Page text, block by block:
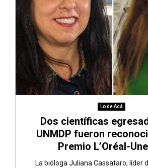
Lo de Acá
Dos científicas
UNMDP fueron
Premio L’Oréal-
La bióloga Juliana Cassataro, líder